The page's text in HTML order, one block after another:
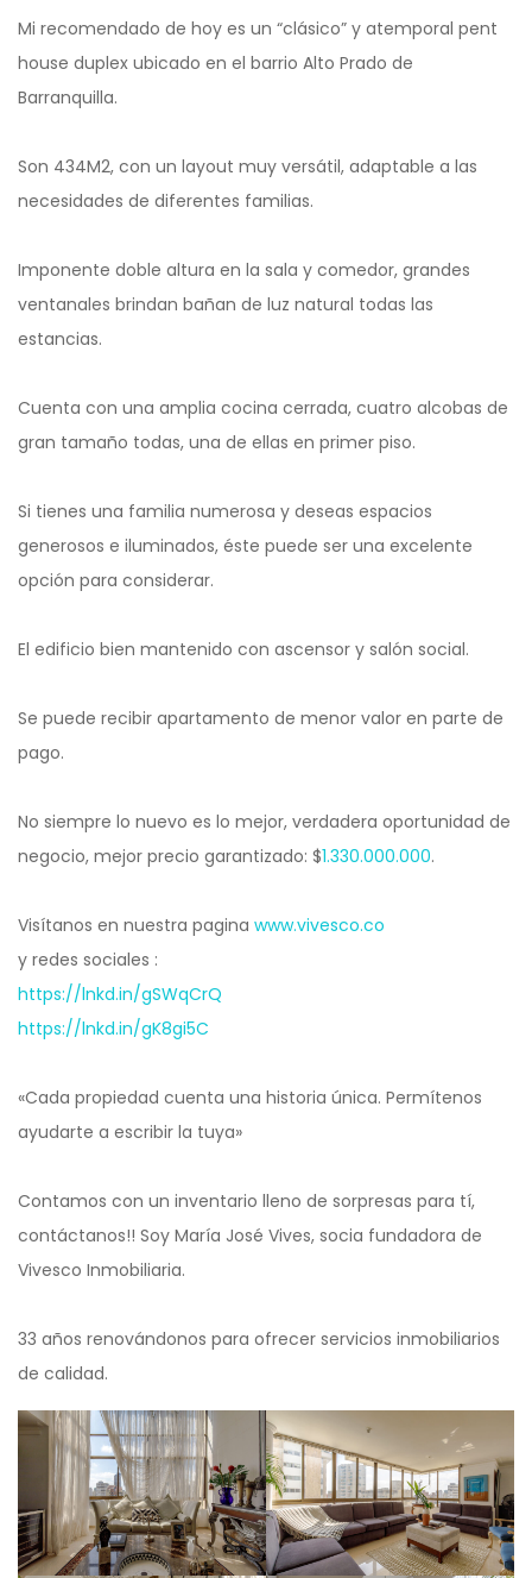
Mi recomendado de hoy es un “clásico” y atemporal pent
house duplex ubicado en el barrio Alto Prado de
Barranquilla.
Son 434M2, con un layout muy versátil, adaptable a las
necesidades de diferentes familias.
Imponente doble altura en la sala y comedor, grandes
ventanales brindan bañan de luz natural todas las
estancias.
Cuenta con una amplia cocina cerrada, cuatro alcobas de
gran tamaño todas, una de ellas en primer piso.
Si tienes una familia numerosa y deseas espacios
generosos e iluminados, éste puede ser una excelente
opción para considerar.
El edificio bien mantenido con ascensor y salón social.
Se puede recibir apartamento de menor valor en parte de
pago.
No siempre lo nuevo es lo mejor, verdadera oportunidad de
negocio, mejor precio garantizado: $1.330.000.000.
Visítanos en nuestra pagina www.vivesco.co
y redes sociales :
https://lnkd.in/gSWqCrQ
https://lnkd.in/gK8gi5C
«Cada propiedad cuenta una historia única. Permítenos
ayudarte a escribir la tuya»
Contamos con un inventario lleno de sorpresas para tí,
contáctanos!! Soy María José Vives, socia fundadora de
Vivesco Inmobiliaria.
33 años renovándonos para ofrecer servicios inmobiliarios
de calidad.